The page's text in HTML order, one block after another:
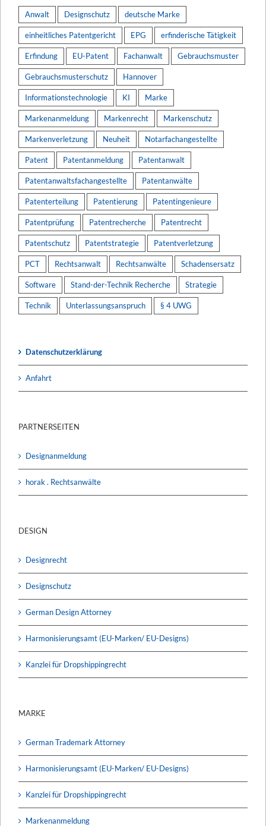
Anwalt Designschutz deutsche Marke
einheitliches Patentgericht EPG erfinderische Tätigkeit
Erfindung EU-Patent Fachanwalt Gebrauchsmuster
Gebrauchsmusterschutz Hannover
Informationstechnologie KI Marke
Markenanmeldung Markenrecht Markenschutz
Markenverletzung Neuheit Notarfachangestellte
Patent Patentanmeldung Patentanwalt
Patentanwaltsfachangestellte Patentanwälte
Patenterteilung Patentierung Patentingenieure
Patentprüfung Patentrecherche Patentrecht
Patentschutz Patentstrategie Patentverletzung
PCT Rechtsanwalt Rechtsanwälte Schadensersatz
Software Stand-der-Technik Recherche Strategie
Technik Unterlassungsanspruch § 4 UWG
Datenschutzerklärung
Anfahrt
PARTNERSEITEN
Designanmeldung
horak . Rechtsanwälte
DESIGN
Designrecht
Designschutz
German Design Attorney
Harmonisierungsamt (EU-Marken/ EU-Designs)
Kanzlei für Dropshippingrecht
MARKE
German Trademark Attorney
Harmonisierungsamt (EU-Marken/ EU-Designs)
Kanzlei für Dropshippingrecht
Markenanmeldung